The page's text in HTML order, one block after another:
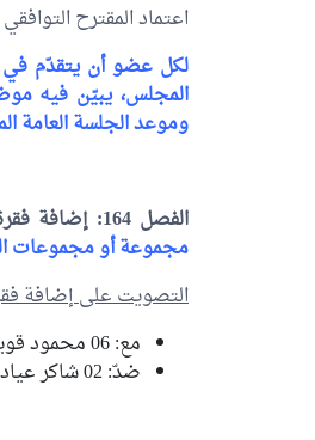
اعتماد المقترح
لكل عضو أن يتقدّم في
المجلس، يبيّن فيه
وموعد الجلسة العامة
الفصل 164: إضافة فقرة تدرج كفقرة أخيرة نصّها:
مجموعة أو مجموعات
التصويت على إضافة
مع: 06
محمود
ضدّ: 02
شاكر